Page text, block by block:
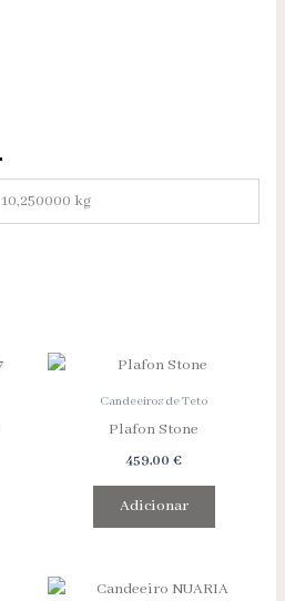
10,250000 kg
Candeeiros de Teto
Plafon Stone
459,00€
Adicionar